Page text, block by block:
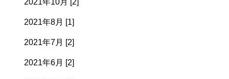
2021年8月 [1]
2021年7月 [2]
2021年6月 [2]